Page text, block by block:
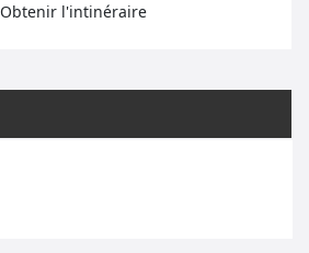
Obtenir l'intinéraire